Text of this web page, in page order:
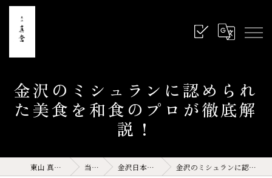
金沢のミシュランに認められ
た美食を和食のプロが徹底解
説！
東山 真営 石川県 金沢 和食 当店の特徴 金沢日本料理(サイト運営記事) 金沢のミシュランに認められた美食を和食のプロが徹底解説！